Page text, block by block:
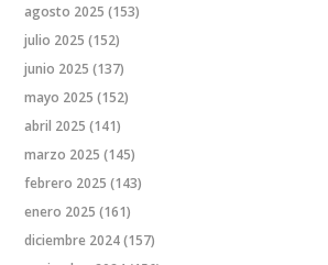
agosto 2025 (153)
julio 2025 (152)
junio 2025 (137)
mayo 2025 (152)
abril 2025 (141)
marzo 2025 (145)
febrero 2025 (143)
enero 2025 (161)
diciembre 2024(157)